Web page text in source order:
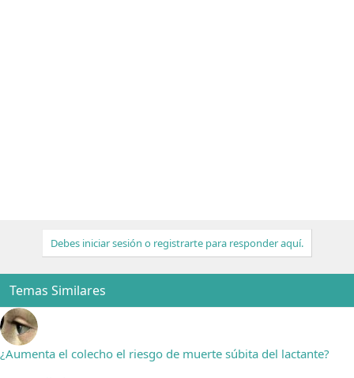
Debes iniciar sesión o registrarte para responder aquí.
Temas Similares
¿Aumenta el colecho el riesgo de muerte súbita del lactante?